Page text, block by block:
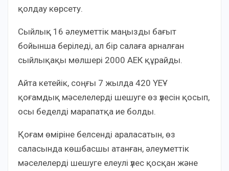
қолдау көрсету.
Сыйлық 16 әлеуметтік маңызды бағыт
бойынша беріледі, ал бір салаға арналған
сыйлықақы мөлшері 2000 АЕК құрайды.
Айта кетейік, соңғы 7 жылда 420 ҮЕҰ
қоғамдық мәселелерді шешуге өз үлесін қосып,
осы беделді марапатқа ие болды.
Қоғам өміріне белсенді араласатын, өз
саласында көшбасшы атанған, әлеуметтік
мәселелерді шешуге елеулі үлес қосқан және